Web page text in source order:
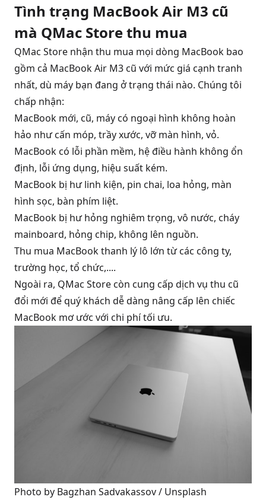
Tình trạng MacBook Air M3 cũ
mà QMac Store thu mua
QMac Store nhận thu mua mọi dòng MacBook bao
gồm cả MacBook Air M3 cũ với mức giá cạnh tranh
nhất, dù máy bạn đang ở trạng thái nào. Chúng tôi
chấp nhận:
MacBook mới, cũ, máy có ngoại hình không hoàn
hảo như cấn móp, trầy xước, vỡ màn hình, vỏ.
MacBook có lỗi phần mềm, hệ điều hành không ổn
định, lỗi ứng dụng, hiệu suất kém.
MacBook bị hư linh kiện, pin chai, loa hỏng, màn
hình sọc, bàn phím liệt.
MacBook bị hư hỏng nghiêm trọng, vô nước, cháy
mainboard, hỏng chip, không lên nguồn.
Thu mua MacBook thanh lý lô lớn từ các công ty,
trường học, tổ chức,....
Ngoài ra, QMac Store còn cung cấp dịch vụ thu cũ
đổi mới để quý khách dễ dàng nâng cấp lên chiếc
MacBook mơ ước với chi phí tối ưu.
Photo by Bagzhan Sadvakassov / Unsplash